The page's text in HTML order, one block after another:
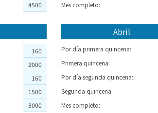
4500
Mes completo:
160
2000
160
1500
3000
Abril
Por día primera quincena:
Primera quincena:
Por día segunda quincena:
Segunda quincena:
Mes completo: